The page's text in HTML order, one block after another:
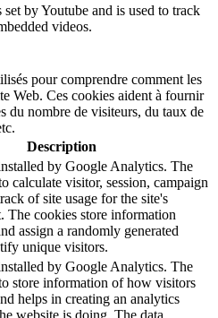
by Youtube and is used to track
videos.
pour comprendre comment les
Web. Ces cookies aident à fournir
du nombre de visiteurs, du taux de
Description
by Google Analytics. The
calculate visitor, session, campaign
of site usage for the site's
The cookies store information
assign a randomly generated
unique visitors.
by Google Analytics. The
store information of how visitors
helps in creating an analytics